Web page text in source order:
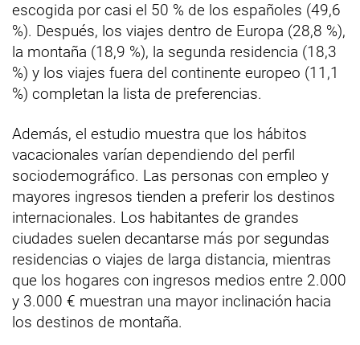
escogida por casi el 50 % de los españoles (49,6
%). Después, los viajes dentro de Europa (28,8 %),
la montaña (18,9 %), la segunda residencia (18,3
%) y los viajes fuera del continente europeo (11,1
%) completan la lista de preferencias.
Además, el estudio muestra que los hábitos
vacacionales varían dependiendo del perfil
sociodemográfico. Las personas con empleo y
mayores ingresos tienden a preferir los destinos
internacionales. Los habitantes de grandes
ciudades suelen decantarse más por segundas
residencias o viajes de larga distancia, mientras
que los hogares con ingresos medios entre 2.000
y 3.000 € muestran una mayor inclinación hacia
los destinos de montaña.